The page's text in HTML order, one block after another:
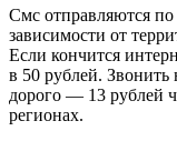
Смс отправляются
зависимости от
Если кончится
в 50 рублей. Звонить
дорого — 13 рублей
регионах.